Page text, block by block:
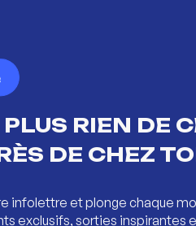
RIEN DE
DE CHEZ
infolettre et plonge chaque
exclusifs, sorties inspirantes